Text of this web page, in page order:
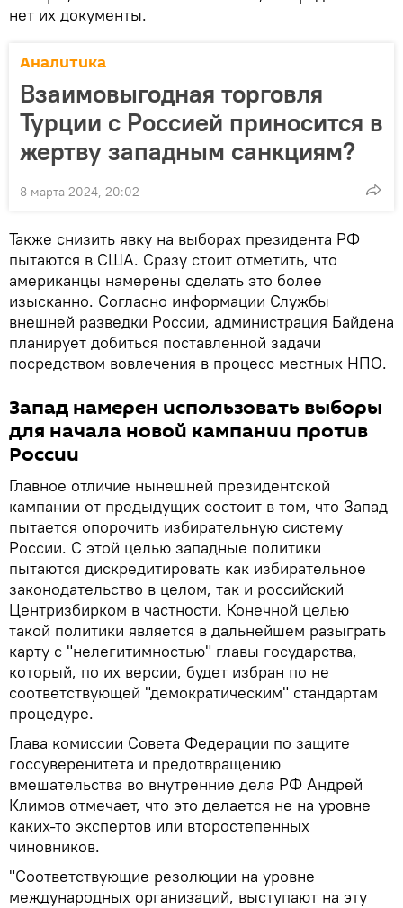
нет их документы.
Аналитика
Взаимовыгодная торговля
Турции с Россией приносится в
жертву западным санкциям?
8 марта 2024, 20:02
Также снизить явку на выборах президента РФ
пытаются в США. Сразу стоит отметить, что
американцы намерены сделать это более
изысканно. Согласно информации Службы
внешней разведки России, администрация Байдена
планирует добиться поставленной задачи
посредством вовлечения в процесс местных НПО.
Запад намерен использовать выборы
для начала новой кампании против
России
Главное отличие нынешней президентской
кампании от предыдущих состоит в том, что Запад
пытается опорочить избирательную систему
России. С этой целью западные политики
пытаются дискредитировать как избирательное
законодательство в целом, так и российский
Центризбирком в частности. Конечной целью
такой политики является в дальнейшем разыграть
карту с "нелегитимностью" главы государства,
который, по их версии, будет избран по не
соответствующей "демократическим" стандартам
процедуре.
Глава комиссии Совета Федерации по защите
госсуверенитета и предотвращению
вмешательства во внутренние дела РФ Андрей
Климов отмечает, что это делается не на уровне
каких-то экспертов или второстепенных
чиновников.
"Соответствующие резолюции на уровне
международных организаций, выступают на эту